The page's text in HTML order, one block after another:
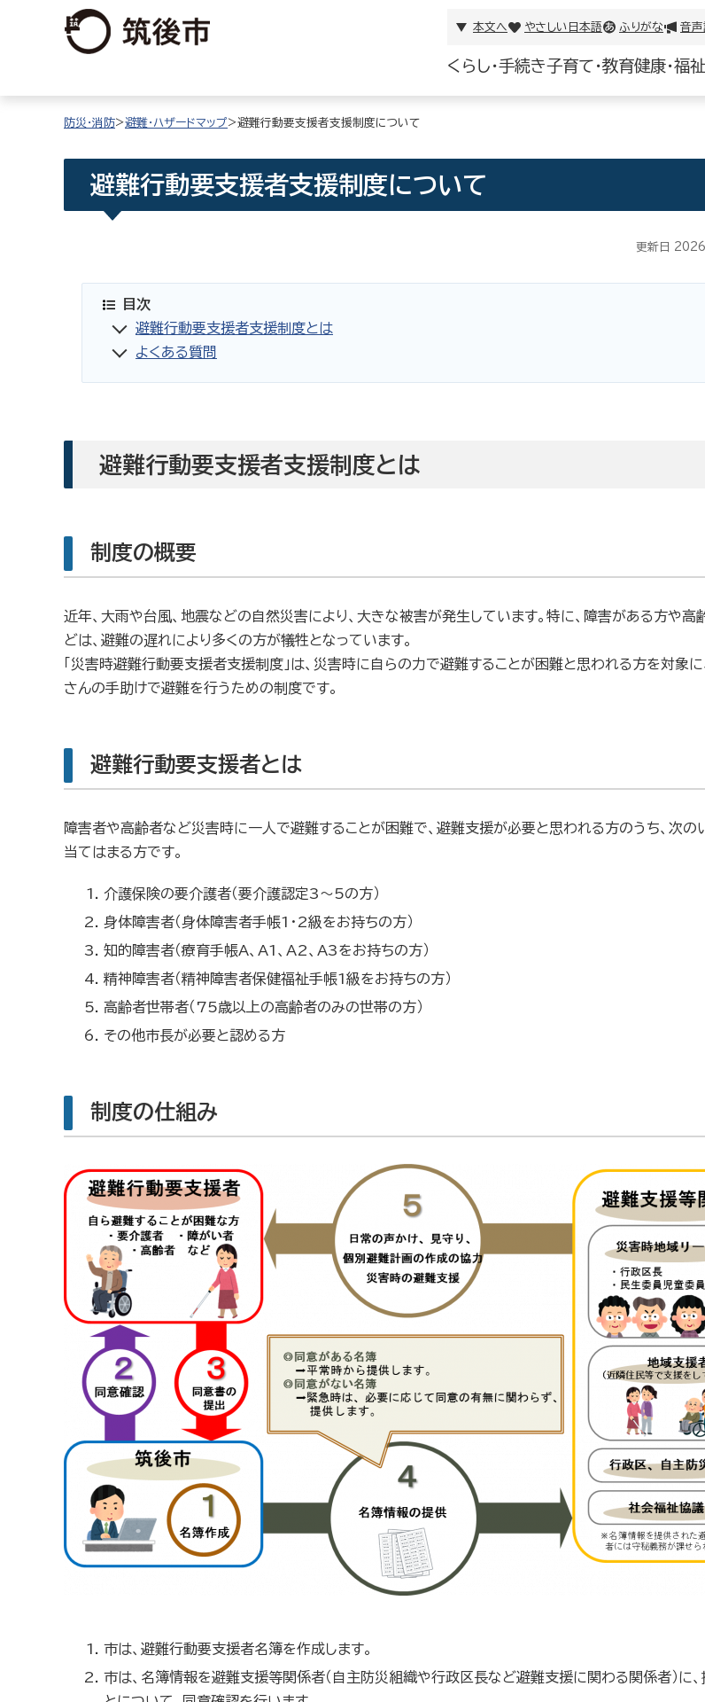
本文へ やさしい日本語 ふりがな 音声
くらし・手続き子育て・教育健康・福祉
防災・消防>避難・ハザードマップ>避難行動要支援者支援制度について
避難行動要支援者支援制度について
更新日
目次
避難行動要支援者支援制度とは
よくある質問
避難行動要支援者支援制度とは
制度の概要
近年、大雨や台風、地震などの自然災害により、大きな被害が発生しています。特に、障害がある方や高
どは、避難の遅れにより多くの方が犠牲となっています。
「災害時避難行動要支援者支援制度」は、災害時に自らの力で避難することが困難と思われる方を対象
さんの手助けで避難を行うための制度です。
避難行動要支援者とは
障害者や高齢者など災害時に一人で避難することが困難で、避難支援が必要と思われる方のうち、次の
当てはまる方です。
介護保険の要介護者（要介護認定3～5の方）
身体障害者（身体障害者手帳1・2級をお持ちの方）
知的障害者（療育手帳A、A1、A2、A3をお持ちの方）
精神障害者（精神障害者保健福祉手帳1級をお持ちの方）
高齢者世帯者（75歳以上の高齢者のみの世帯の方）
その他市長が必要と認める方
制度の仕組み
市は、避難行動要支援者名簿を作成します。
市は、名簿情報を避難支援等関係者（自主防災組織や行政区長など避難支援に関わる関係者）に、